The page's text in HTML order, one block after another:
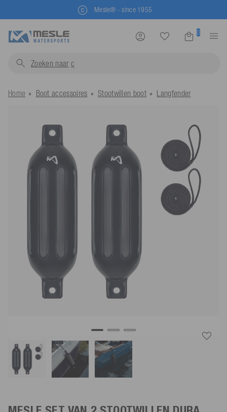
Mesle® - since 1955
0
Zoeken naar zwemvest
Home Boot accessoires Stootwillen boot Langfender